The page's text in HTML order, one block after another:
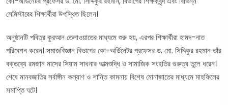
সেমিস্টারের শিক্ষার্থীরা উপস্থিত ছিলেন।
অনুষ্ঠানটি পবিত্র কুরআন তেলাওয়াতের মাধ্যমে শুরু হয়, এরপর শিক্ষার্থীরা হামদ-নাত
পরিবেশন করেন। সমাজবিজ্ঞান বিভাগের কো-অর্ডিনেটর প্রফেসর ড. মো. সিদ্দিকুর রহমান তাঁর
বক্তব্যে রমজান মাসের সিয়াম সাধনার আত্মশুদ্ধি ও সামাজিক সংহতির গুরুত্ব তুলে ধরেন।
শেষে মানবজাতির সর্বাঙ্গীন কল্যাণ ও শান্তি কামনায় বিশেষ মোনাজাতের মাধ্যমে মাহফিলের
সমাপ্তি ঘটে।